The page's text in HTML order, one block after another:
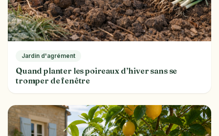
Jardin d'agrément
Quand planter les poireaux d’hiver sans se
tromper de fenêtre